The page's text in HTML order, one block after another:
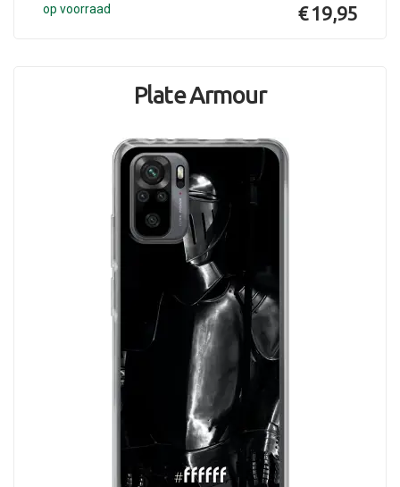
op voorraad € 19,95
Plate Armour